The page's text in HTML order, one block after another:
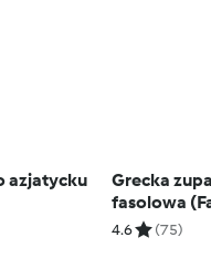
azjatycku
Grecka
fasolowa
Placki z
4.6 (75)